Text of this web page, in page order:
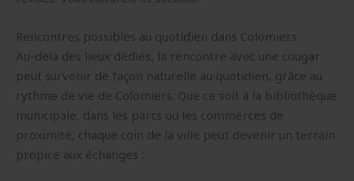
Rencontres possibles au quotidien dans Colomiers
Au-delà des lieux dédiés, la rencontre avec une cougar
peut survenir de façon naturelle au quotidien, grâce au
rythme de vie de Colomiers. Que ce soit à la bibliothèque
municipale, dans les parcs ou les commerces de
proximité, chaque coin de la ville peut devenir un terrain
propice aux échanges :